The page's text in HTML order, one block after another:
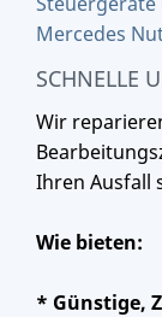
Mercedes
SCHNELLE
Wir
Ihren Ausfall
Wie bieten:
* Günstige,